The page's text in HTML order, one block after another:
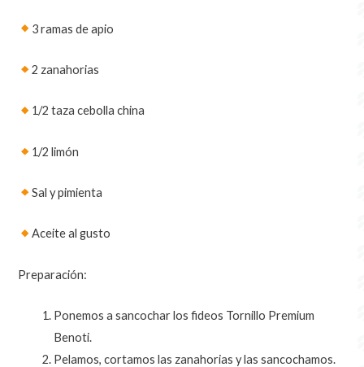
3 ramas de apio
2 zanahorias
1/2 taza cebolla china
1/2 limón
Sal y pimienta
Aceite al gusto
Preparación:
Ponemos a sancochar los fideos Tornillo Premium
Benoti.
Pelamos, cortamos las zanahorias y las sancochamos.